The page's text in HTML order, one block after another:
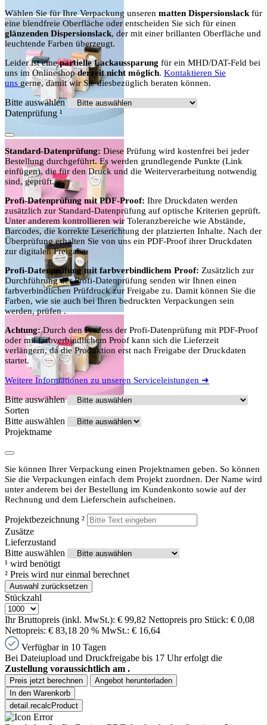
Wählen Sie für Ihre Verpackung unseren matten Dispersionslackfür
eine blendfreie Oberfläche oder entscheiden Sie sich für einen
glänzenden Dispersionslack, der mit einer brillanten Oberfläche und
leuchtende Farben überzeugt.
Leider ist einepartielle Lackaussparung für ein MHD/DAT-Feld bei
uns im Onlineshopderzeit nicht möglich. Kontaktieren Sie
uns gerne, damit wir Sie diesbezüglich beraten können.
Bitte auswählen
Datenprüfung ¹
Standard-Datenprüfung: Diese Prüfung wird kostenfrei bei jeder
Bestellung durchgeführt. Es werden grundlegende Punkte (Link
einfügen), die für den Druck und die Weiterverarbeitung notwendig
sind, geprüft.
Profi-Datenprüfung mit PDF-Proof: Ihre Druckdaten werden
zusätzlich zur Standard-Datenprüfung auf optische Kriterien geprüft.
Unter anderem kontrollieren wir Toleranzbereiche wie Abstände,
Barcodes, die korrekte Leserichtung der platzierten Inhalte. Nach der
Überprüfung erhalten Sie von uns ein PDF-Proof ihrer Druckdaten
zur digitalen Freigabe.
Profi-Datenprüfung mit farbverbindlichem Proof: Zusätzlich zur
Durchführung der Profi-Datenprüfung senden wir Ihnen einen
farbverbindlichen Prüfdruck zur Freigabe zu. Damit können Sie die
Farben, wie sie auch bei Ihren bedruckten Verpackungen sein
werden, prüfen .
Achtung:Durch den Prozess der Profi-Datenprüfung mit PDF-Proof
oder mit farbverbindlichem Proof kann sich die Lieferzeit
verlängern, da die Produktion erst nach Freigabe der Druckdaten
startet.
Weitere Informationen zu unseren Serviceleistungen ➜
Bitte auswählen
Sorten
Bitte auswählen
Projektname
Sie können Ihrer Verpackung einen Projektnamen geben. So können
Sie die Verpackungen einfach dem Projekt zuordnen. Der Name wird
unter anderem bei der Bestellung im Kundenkonto sowie auf der
Rechnung und dem Lieferschein aufscheinen.
Projektbezeichnung ²
Zusätze
Lieferzustand
Bitte auswählen
¹ wird benötigt
² Preis wird nur einmal berechnet
Auswahl zurücksetzen
Stückzahl
Ihr Bruttopreis (inkl. MwSt.): € 99,82 Nettopreis pro Stück: € 0,08
Nettopreis: € 83,18 20 % MwSt.: € 16,64
Verfügbar in 10 Tagen
Bei Dateiupload und Druckfreigabe bis 17 Uhr erfolgt die
Zustellung voraussichtlich am .
Preis jetzt berechnen
Angebot herunterladen
In den Warenkorb
detail.recalcProduct